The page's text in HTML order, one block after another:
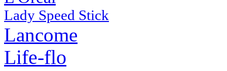
Lady Speed Stick
Lancome
Life-flo